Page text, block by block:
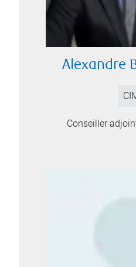
Alexandre
Conseiller